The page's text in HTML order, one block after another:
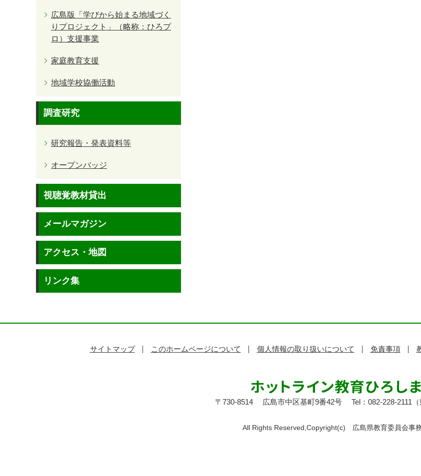
広島版「学びから始まる地域づく
りプロジェクト」（略称：ひろプ
ロ）支援事業
家庭教育支援
地域学校協働活動
調査研究
研究報告・発表資料等
オープンバッジ
視聴覚教材貸出
メールマガジン
アクセス・地図
リンク集
サイトマップ このホームページについて 個人情報の取り扱いについて 免責事項
〒730-8514 広島市中区基町9番42号 Tel：082-228-2111（
All Rights Reserved,Copyright(c) 広島県教育委員会事